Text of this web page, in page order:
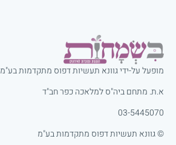
מופעל על-ידי גוונא תעשיות דפוס מתקדמות בע"מ
א.ת. מתחם ביה"ס למלאכה כפר חב"ד
03-5445070
© גוונא תעשיות דפוס מתקדמות בע"מ